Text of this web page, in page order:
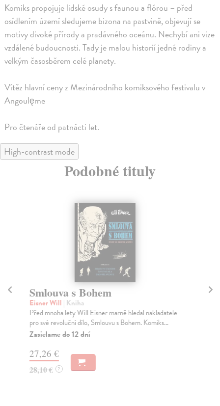
Komiks propojuje lidské osudy s faunou a flórou – před
osídlením území sledujeme bizona na pastvině, objevují se
motivy divoké přírody a pradávného oceánu. Nechybí ani vize
vzdálené budoucnosti. Tady je malou historií jedné rodiny a
velkým časosběrem celé planety.
Vítěz hlavní ceny z Mezinárodního komiksového festivalu v
Angoulęme
Pro čtenáře od patnácti let.
High-contrast mode
Podobné tituly
Smlouva s Bohem
Eisner Will | Kniha
Před mnoha lety Will Eisner marně hledal nakladatele
pro své revoluční dílo, Smlouvu s Bohem. Komiks...
Zasielame do 12 dní
27,26 €
28,10 € ?